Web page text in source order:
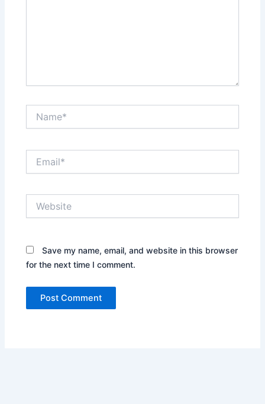
Save my name, email, and website in this browser
for the next time I comment.